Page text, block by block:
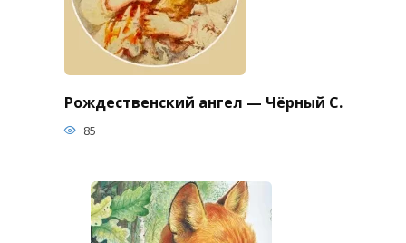
Рождественский ангел — Чёрный С.
85